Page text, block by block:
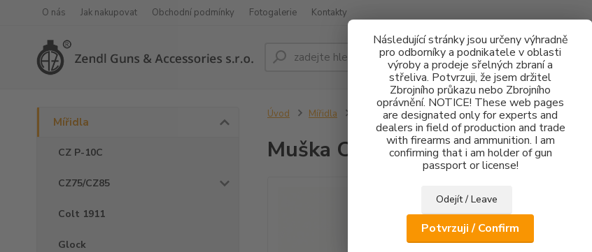
Následující stránky jsou určeny výhradně
pro odborníky a podnikatele v oblasti
výroby a prodeje sřelných zbraní a
střeliva. Potvrzuji, že jsem držitel
Zbrojního průkazu nebo Zbrojního
oprávnění. NOTICE! These web pages
are designated only for experts and
dealers in field of production and trade
with firearms and ammunition. I am
confirming that i am holder of gun
passport or license!
Odejít / Leave
Potvrzuji / Confirm
O nás Jak nakupovat Obchodní podmínky Fotogalerie Kontakty
Hledat
Mířidla
CZ P-10C
CZ75/CZ85
Colt 1911
Glock
Úvod Mířidla Muška CZ 75 FO 1,5mm - 3,3mm
Muška CZ 75 FO 1,5mm - 3,3mm